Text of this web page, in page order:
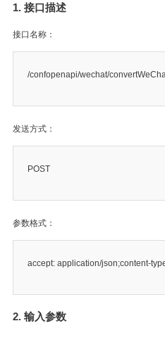
1. 接口描述
接口名称：
/confopenapi/wechat/
发送方式：
POST
参数格式：
accept: application/json;content-
2. 输入参数